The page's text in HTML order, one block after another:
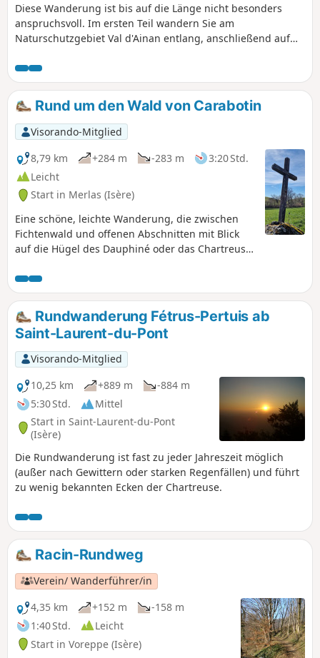
Diese Wanderung ist bis auf die Länge nicht besonders
anspruchsvoll. Im ersten Teil wandern Sie am
Naturschutzgebiet Val d'Ainan entlang, anschließend auf
einem Abstecher zum Turm von Clermont Tonnerre kehren
Sie auf wenig begehenen Wegen oder kleinen Straßen nach
Chirens zurück. Im zweiten Teil der Strecke haben Sie bei
klarem Wetter einen schönen Blick auf das Chartreuse-
Massiv.
Rund um den Wald von Carabotin
Visorando-Mitglied
8,79 km
+284 m -283 m
3:20 Std.
Leicht
Start in Merlas (Isère)
Eine schöne, leichte Wanderung, die zwischen
Fichtenwald und offenen Abschnitten mit Blick
auf die Hügel des Dauphiné oder das Chartreuse-
Rundwanderung Fétrus-Pertuis ab
Saint-Laurent-du-Pont
Visorando-Mitglied
10,25 km
+889 m
-884 m
5:30 Std.
Mittel
Start in Saint-Laurent-du-Pont
(Isère)
Die Rundwanderung ist fast zu jeder Jahreszeit möglich
(außer nach Gewittern oder starken Regenfällen) und führt
zu wenig bekannten Ecken der Chartreuse.
Racin-Rundweg
Verein/ Wanderführer/in
4,35 km
+152 m
-158 m
1:40 Std.
Leicht
Start in Voreppe (Isère)